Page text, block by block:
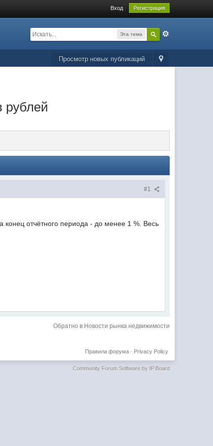
Вход Регистрация
Эта тема
Просмотр новых публикаций
рублей
#1
отчётного периода - до менее 1 %. Весь
Обратно в Новости рынка недвижимости
Privacy Policy
Правила форума·
Community Forum Software by IP.Board